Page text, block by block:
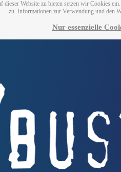
dieser Website zu bieten setzen wir Cookies
zu. Informationen zur Verwendung und den
Nur essenzielle